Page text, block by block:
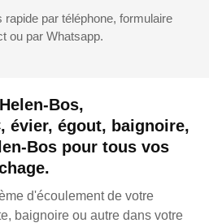
Bos,
évier, égout, baignoire,
Bos pour tous vos
d'écoulement de votre
baignoire ou autre dans votre
par téléphone, formulaire
ou par Whatsapp.